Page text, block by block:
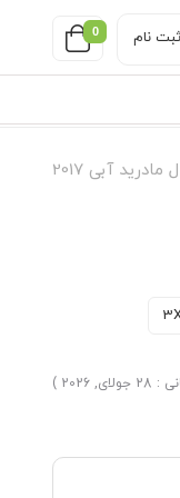
0 نام
آبی 2017
2026 )